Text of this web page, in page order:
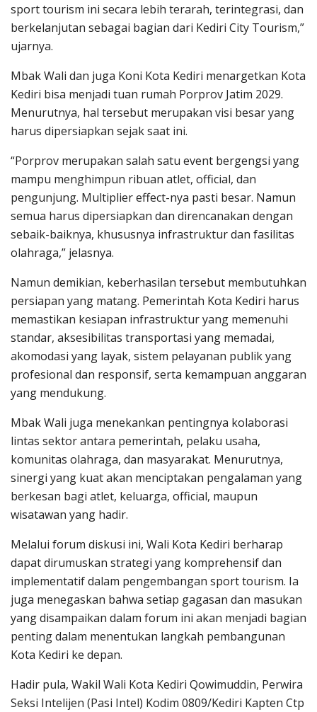
sport tourism ini secara lebih terarah, terintegrasi, dan
berkelanjutan sebagai bagian dari Kediri City Tourism,”
ujarnya.
Mbak Wali dan juga Koni Kota Kediri menargetkan Kota
Kediri bisa menjadi tuan rumah Porprov Jatim 2029.
Menurutnya, hal tersebut merupakan visi besar yang
harus dipersiapkan sejak saat ini.
“Porprov merupakan salah satu event bergengsi yang
mampu menghimpun ribuan atlet, official, dan
pengunjung. Multiplier effect-nya pasti besar. Namun
semua harus dipersiapkan dan direncanakan dengan
sebaik-baiknya, khususnya infrastruktur dan fasilitas
olahraga,” jelasnya.
Namun demikian, keberhasilan tersebut membutuhkan
persiapan yang matang. Pemerintah Kota Kediri harus
memastikan kesiapan infrastruktur yang memenuhi
standar, aksesibilitas transportasi yang memadai,
akomodasi yang layak, sistem pelayanan publik yang
profesional dan responsif, serta kemampuan anggaran
yang mendukung.
Mbak Wali juga menekankan pentingnya kolaborasi
lintas sektor antara pemerintah, pelaku usaha,
komunitas olahraga, dan masyarakat. Menurutnya,
sinergi yang kuat akan menciptakan pengalaman yang
berkesan bagi atlet, keluarga, official, maupun
wisatawan yang hadir.
Melalui forum diskusi ini, Wali Kota Kediri berharap
dapat dirumuskan strategi yang komprehensif dan
implementatif dalam pengembangan sport tourism. Ia
juga menegaskan bahwa setiap gagasan dan masukan
yang disampaikan dalam forum ini akan menjadi bagian
penting dalam menentukan langkah pembangunan
Kota Kediri ke depan.
Hadir pula, Wakil Wali Kota Kediri Qowimuddin, Perwira
Seksi Intelijen (Pasi Intel) Kodim 0809/Kediri Kapten Ctp